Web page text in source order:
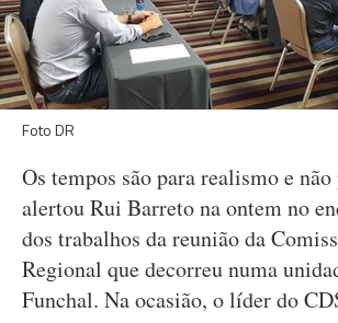
Foto DR
Os tempos são para realismo e
alertou Rui Barreto na ontem no
dos trabalhos da reunião da
Regional que decorreu numa
Funchal. Na ocasião, o líder do